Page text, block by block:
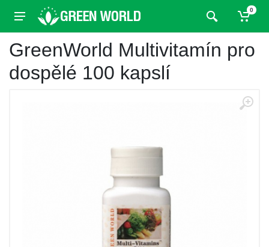
0
GreenWorld Multivitamín pro
dospělé 100 kapslí